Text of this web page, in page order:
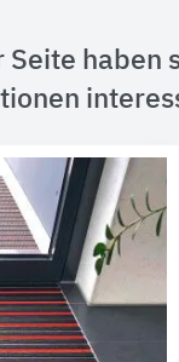
Seite haben